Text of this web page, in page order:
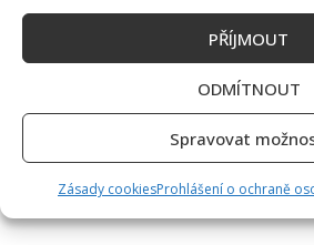
PŘÍJMOUT
ODMÍTNOUT
Spravovat
Zásady cookiesProhlášení o ochraně
Poslední chvíle Ivety Bartošové:
cítila zlepšení, poté přišla nejtvrdší